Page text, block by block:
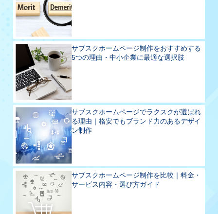
サブスクホームページ制作をおすすめする
5つの理由・中小企業に最適な選択肢
サブスクホームページでラクスクが選ばれ
る理由｜格安でもブランド力のあるデザイ
ン制作
サブスクホームページ制作を比較｜料金・
サービス内容・選び方ガイド